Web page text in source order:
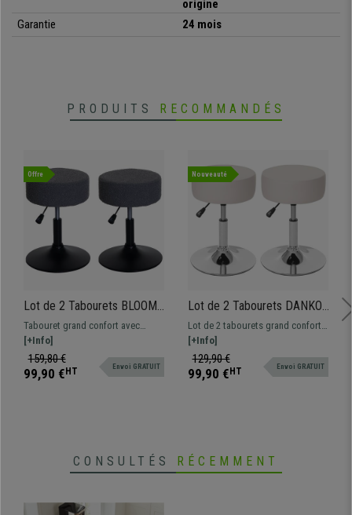
• Assise en bois MDF
origine
Garantie
24 mois
PRODUITS RECOMMANDÉS
Offre
Lot de 2 Tabourets BLOOM,
Pivotant à 360°,
Rembourrage Epais, En
Tissu Gris Foncé
Tabouret grand confort avec
assise hautement rembourrée.
Base résistante en acier noir mat.
[+Info]
159,80 €
99,90 € HT Envoi GRATUIT
Nouveauté
Lot de 2 Tabourets DANKO,
Pivotants à 360°,
Rembourrage Epais, En Cuir,
Crème
Lot de 2 tabourets grand confort
avec assise hautement
rembourrée. Base résistante en
acier chromé
[+Info]
129,90 €
99,90 € HT Envoi GRATUIT
CONSULTÉS RÉCEMMENT